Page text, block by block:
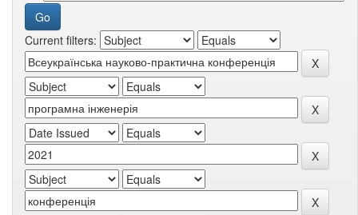
Current filters: